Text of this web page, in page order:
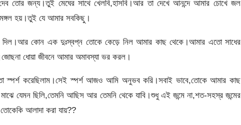
তোর জন্য।তুই মেঘের সাথে খেলবি,হাসবি।আর তা দেখে আনন্দে আমার চোখে জল
হয়।তুই যে আমার সবকিছু।
দিল।আর কোন এক দুঃস্বপ্ন তোকে কেড়ে নিল আমার কাছ থেকে।আমার এতো সাধের
ধোয়া জীবনে আমার অমাবস্যা ভর করল।
করেছিলাম।সেই স্পর্শ আজও আমি অনুভব করি।সবাই ভাবে,তোকে আমার কাছ
যেমন ছিলি,তেমনি আছিস আর তেমনি থেকে যাবি।শুধু এই জন্মে না,শত-সহস্র জন্মের
আলাদা করা যায়??